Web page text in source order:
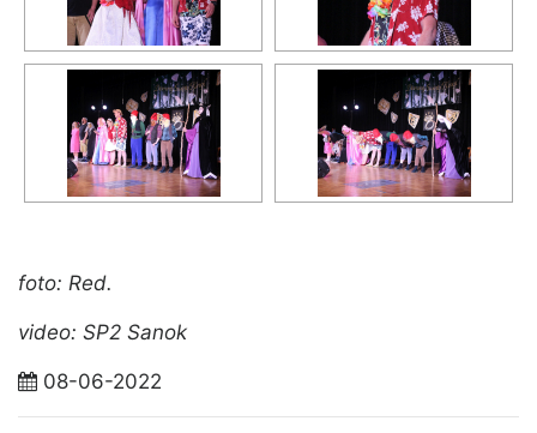
foto: Red.
video: SP2 Sanok
08-06-2022